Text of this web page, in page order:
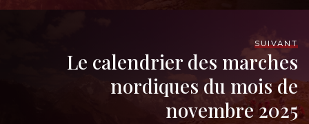
SUIVANT
Le calendrier des marches
nordiques du mois de
novembre 2025